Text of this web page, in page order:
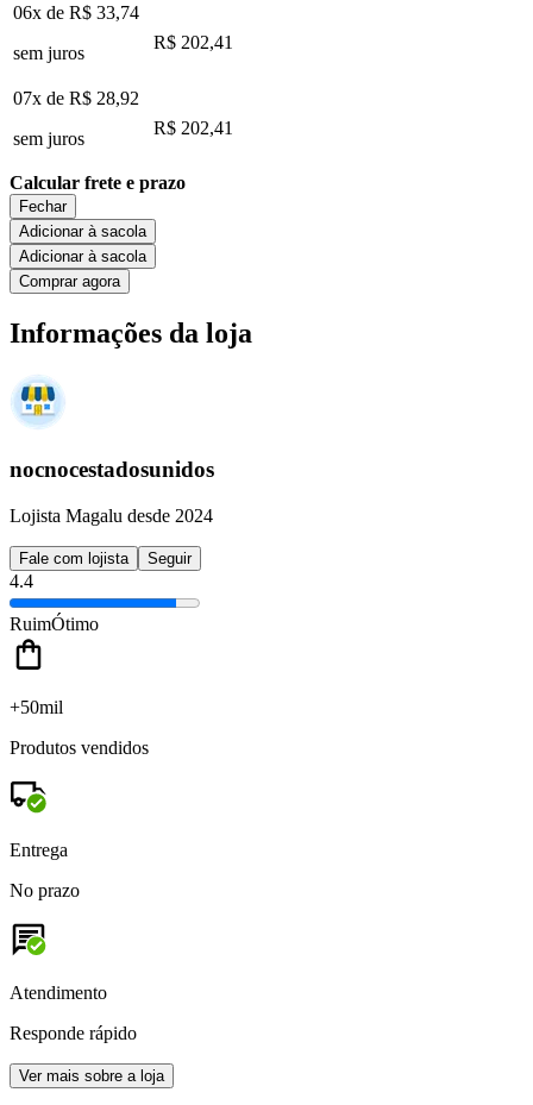
06x de R$ 33,74
sem juros
R$ 202,41
07x de R$ 28,92
sem juros
R$ 202,41
Calcular frete e prazo
Fechar
Adicionar à sacola
Adicionar à sacola
Comprar agora
Informações da loja
nocnocestadosunidos
Lojista Magalu desde 2024
Fale com lojista Seguir
4.4
RuimÓtimo
+50mil
Produtos vendidos
Entrega
No prazo
Atendimento
Responde rápido
Ver mais sobre a loja